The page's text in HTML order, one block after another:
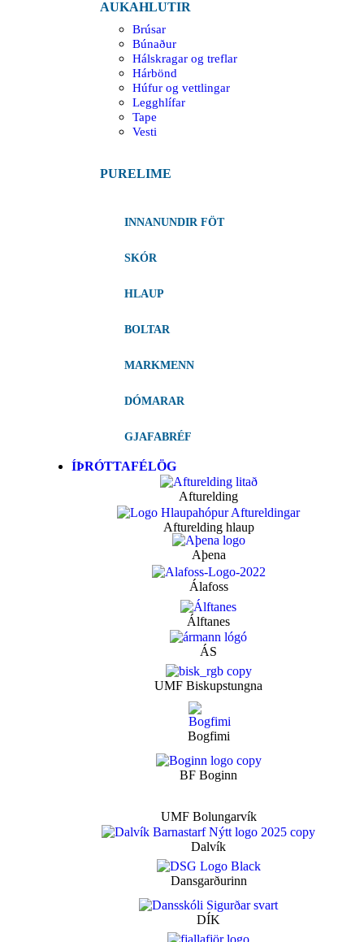
AUKAHLUTIR
Brúsar
Búnaður
Hálskragar og treflar
Hárbönd
Húfur og vettlingar
Legghlífar
Tape
Vesti
PURELIME
INNANUNDIR FÖT
SKÓR
HLAUP
BOLTAR
MARKMENN
DÓMARAR
GJAFABRÉF
ÍÞRÓTTAFÉLÖG
Afturelding
Afturelding hlaup
Aþena
Álafoss
Álftanes
ÁS
UMF Biskupstungna
Bogfimi
BF Boginn
UMF Bolungarvík
Dalvík
Dansgarðurinn
DÍK